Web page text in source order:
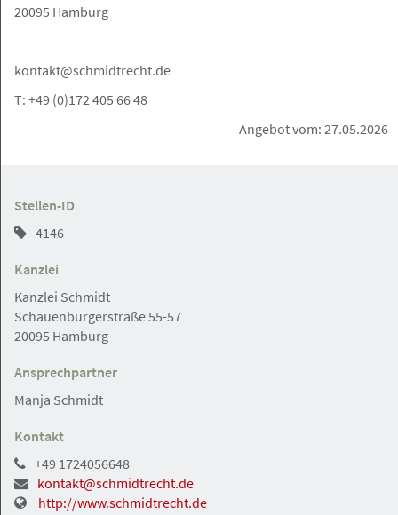
Hamburger Innenstadt
06.08.2026
Rechtsanwaltsfachangestellte/-er
(m/w/d) in der Hamburger Innenstadt
05.08.2026
Rechtsanwalt (m/w/d) mit
05.08.2026
20095 Hamburg
kontakt@schmidtrecht.de
T: +49 (0)172 405 66 48
Angebot vom: 27.05.2026
Stellen-ID
4146
Kanzlei
Kanzlei Schmidt
Schauenburgerstraße 55-57
20095 Hamburg
Ansprechpartner
Manja Schmidt
Kontakt
+49 1724056648
kontakt@schmidtrecht.de
http://www.schmidtrecht.de